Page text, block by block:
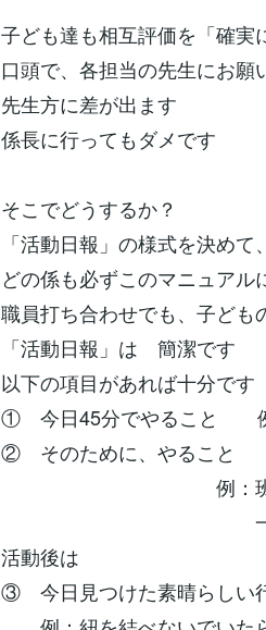
子ども達も相互評価を「確
口頭で、各担当の先生にお
先生方に差が出ます
係長に行ってもダメです
そこでどうするか？
「活動日報」の様式を決め
どの係も必ずこのマニュア
職員打ち合わせでも、子ども
「活動日報」は 簡潔です
以下の項目があれば十分です
① 今日45分でやること 例
② そのために、やること
例：班ごとにスム
一人一人が
活動後は
③ 今日見つけた素晴らしい